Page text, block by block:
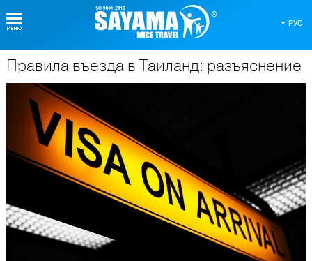
РУС
О Таиланде
Правила въезда в Таиланд: разъяснение